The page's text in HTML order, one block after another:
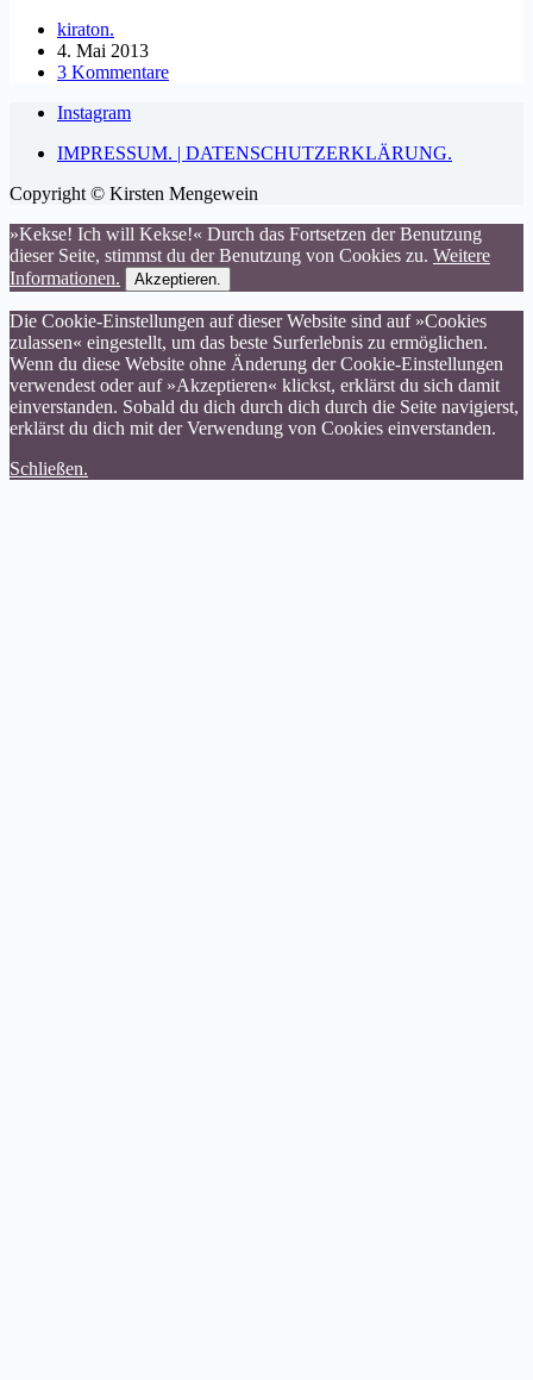
kiraton.
4. Mai 2013
3 Kommentare
Instagram
IMPRESSUM. | DATENSCHUTZERKLÄRUNG.
Copyright © Kirsten Mengewein
»Kekse! Ich will Kekse!« Durch das Fortsetzen der Benutzung
dieser Seite, stimmst du der Benutzung von Cookies zu. Weitere
Informationen.
Akzeptieren.
Die Cookie-Einstellungen auf dieser Website sind auf »Cookies
zulassen« eingestellt, um das beste Surferlebnis zu ermöglichen.
Wenn du diese Website ohne Änderung der Cookie-Einstellungen
verwendest oder auf »Akzeptieren« klickst, erklärst du sich damit
einverstanden. Sobald du dich durch dich durch die Seite navigierst,
erklärst du dich mit der Verwendung von Cookies einverstanden.
Schließen.